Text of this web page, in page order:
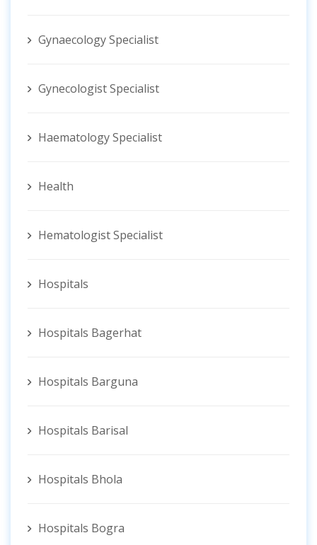
Gynaecology Specialist
Gynecologist ‍Specialist
Haematology Specialist
Health
Hematologist ‍Specialist
Hospitals
Hospitals Bagerhat
Hospitals Barguna
Hospitals Barisal
Hospitals Bhola
Hospitals Bogra